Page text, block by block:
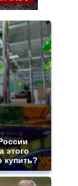
этого
купить?